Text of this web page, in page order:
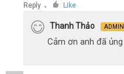
Reply ● Like
Thanh Thảo ADMIN
Cảm ơn anh đã